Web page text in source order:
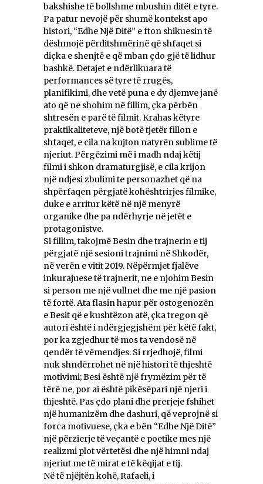
bakshishe të bollshme mbushin ditët e tyre.
Pa patur nevojë për shumë kontekst apo
histori, “Edhe Një Ditë” e fton shikuesin të
dëshmojë përditshmërinë që shfaqet si
diçka e shenjtë e që mban çdo gjë të lidhur
bashkë. Detajet e ndërlikuara të
performances së tyre të rrugës,
planifikimi, dhe vetë puna e dy djemve janë
ato që ne shohim në fillim, çka përbën
shtresën e parë të filmit. Krahas këtyre
praktikaliteteve, një botë tjetër fillon e
shfaqet, e cila na kujton natyrën sublime të
njeriut. Përgëzimi më i madh ndaj këtij
filmi i shkon dramaturgjisë, e cila krijon
një ndjesi zbulimi te personazhet që na
shpërfaqen përgjatë kohështrirjes filmike,
duke e arritur këtë në një menyrë
organike dhe pa ndërhyrje në jetët e
protagonistve.
Si fillim, takojmë Besin dhe trajnerin e tij
përgjatë një sesioni trajnimi në Shkodër,
në verën e vitit 2019. Nëpërmjet fjalëve
inkurajuese të trajnerit, ne e njohim Besin
si person me një vullnet dhe me një pasion
të fortë. Ata flasin hapur për ostogenozën
e Besit që e kushtëzon atë, çka tregon që
autori është i ndërgjegjshëm për këtë fakt,
por ka zgjedhur të mos ta vendosë në
qendër të vëmendjes. Si rrjedhojë, filmi
nuk shndërrohet në një histori të thjeshtë
motivimi; Besi është një frymëzim për të
tërë ne, por ai është pikësëpari një njeri i
thjeshtë. Pas çdo plani dhe prerjeje fshihet
një humanizëm dhe dashuri, që veprojnë si
forca motivuese, çka e bën “Edhe Një Ditë”
një përzierje të veçantë e poetike mes një
realizmi plot vërtetësi dhe një himni ndaj
njeriut me të mirat e të këqijat e tij.
Në të njëjtën kohë, Rafaeli, i